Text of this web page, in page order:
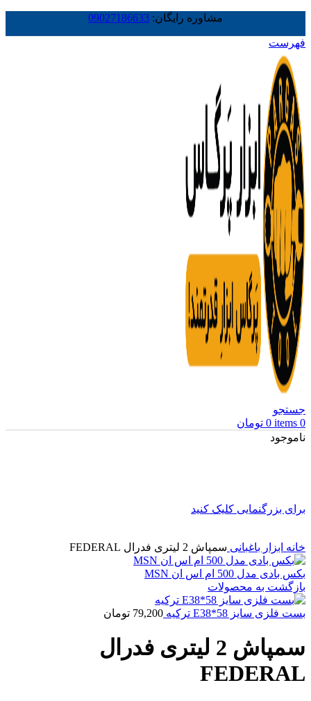
مشاوره رایگان: 09027186633
فهرست
جستجو
0
items
0 تومان
ناموجود
برای بزرگنمایی کلیک کنید
خانه ابزار باغبانی سمپاش 2 لیتری فدرال FEDERAL
بکس بادی مدل 500 ام اس ان MSN
بازگشت به محصولات
بست فلزی سایز E38*58 ترکیه 79,200 تومان
سمپاش 2 لیتری فدرال
FEDERAL